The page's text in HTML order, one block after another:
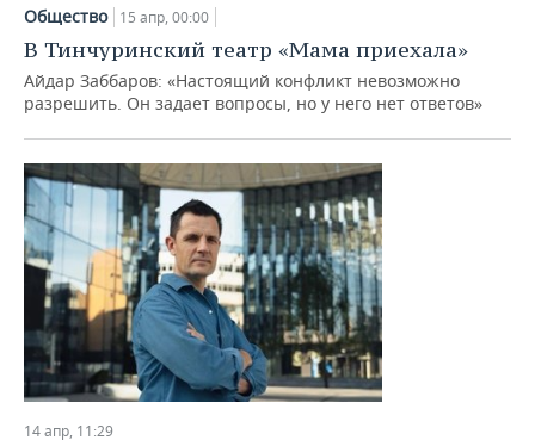
Общество 15 апр, 00:00
В Тинчуринский театр «Мама приехала»
Айдар Заббаров: «Настоящий конфликт невозможно
разрешить. Он задает вопросы, но у него нет ответов»
14 апр, 11:29